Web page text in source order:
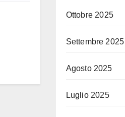
Ottobre 2025
Settembre 2025
Agosto 2025
Luglio 2025